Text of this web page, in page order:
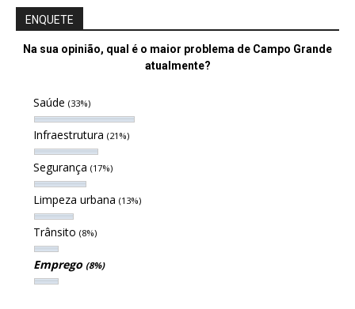
ENQUETE
Na sua opinião, qual é o maior problema de Campo Grande
atualmente?
Saúde (33%)
Infraestrutura (21%)
Segurança (17%)
Limpeza urbana (13%)
Trânsito (8%)
Emprego (8%)